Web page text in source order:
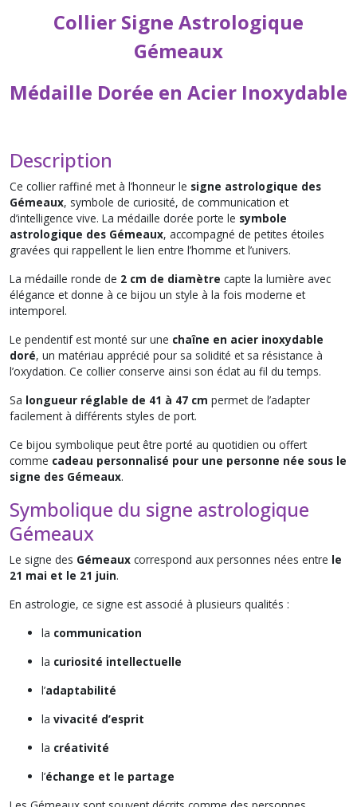
Collier Signe Astrologique
Gémeaux
Médaille Dorée en Acier Inoxydable
Description
Ce collier raffiné met à l’honneur le signe astrologique des
Gémeaux, symbole de curiosité, de communication et
d’intelligence vive. La médaille dorée porte le symbole
astrologique des Gémeaux, accompagné de petites étoiles
gravées qui rappellent le lien entre l’homme et l’univers.
La médaille ronde de 2 cm de diamètre capte la lumière avec
élégance et donne à ce bijou un style à la fois moderne et
intemporel.
Le pendentif est monté sur une chaîne en acier inoxydable
doré, un matériau apprécié pour sa solidité et sa résistance à
l’oxydation. Ce collier conserve ainsi son éclat au fil du temps.
Sa longueur réglable de 41 à 47 cm permet de l’adapter
facilement à différents styles de port.
Ce bijou symbolique peut être porté au quotidien ou offert
comme cadeau personnalisé pour une personne née sous le
signe des Gémeaux.
Symbolique du signe astrologique
Gémeaux
Le signe des Gémeaux correspond aux personnes nées entre le
21 mai et le 21 juin.
En astrologie, ce signe est associé à plusieurs qualités :
la communication
la curiosité intellectuelle
l’adaptabilité
la vivacité d’esprit
la créativité
l’échange et le partage